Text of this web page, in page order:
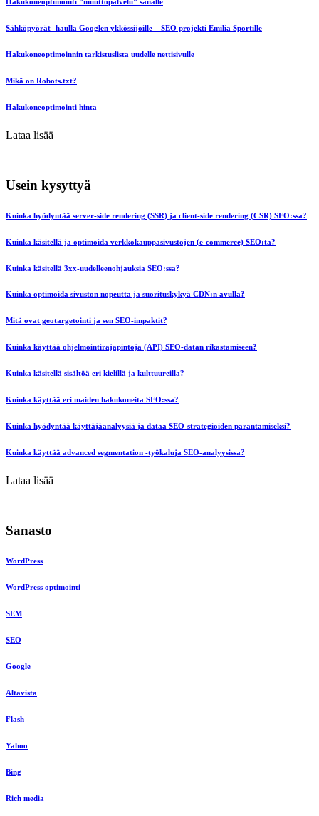
Sähköpyörät -haulla Googlen ykkössijoille – SEO projekti Emilia Sportille
Hakukoneoptimoinnin tarkistuslista uudelle nettisivulle
Mikä on Robots.txt?
Hakukoneoptimointi hinta
Lataa lisää
Usein kysyttyä
Kuinka hyödyntää server-side rendering (SSR) ja client-side rendering (CSR) SEO:ssa?
Kuinka käsitellä ja optimoida verkkokauppasivustojen (e-commerce) SEO:ta?
Kuinka käsitellä 3xx-uudelleenohjauksia SEO:ssa?
Kuinka optimoida sivuston nopeutta ja suorituskykyä CDN:n avulla?
Mitä ovat geotargetointi ja sen SEO-impaktit?
Kuinka käyttää ohjelmointirajapintoja (API) SEO-datan rikastamiseen?
Kuinka käsitellä sisältöä eri kielillä ja kulttuureilla?
Kuinka käyttää eri maiden hakukoneita SEO:ssa?
Kuinka hyödyntää käyttäjäanalyysiä ja dataa SEO-strategioiden parantamiseksi?
Kuinka käyttää advanced segmentation -työkaluja SEO-analyysissa?
Lataa lisää
Sanasto
WordPress
WordPress optimointi
SEM
SEO
Google
Altavista
Flash
Yahoo
Bing
Rich media